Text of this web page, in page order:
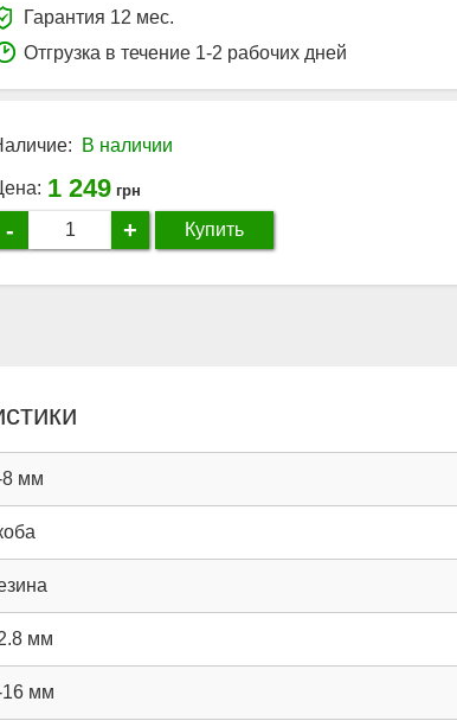
Гарантия 12 мес.
Отгрузка в течение 1-2 рабочих дней
В наличии
1 249 грн
- + Купить
8 мм
мм
16 мм